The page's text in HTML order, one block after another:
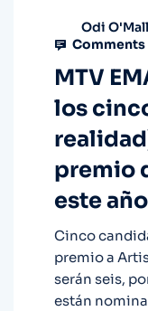
Odi
Comments
MTV
los
premio
este año
Cinco
premio a
serán seis,
están